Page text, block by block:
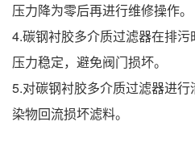
压力降为零后再进行维修操作。
4.碳钢衬胶多介质过滤器在排
压力稳定，避免阀门损坏。
5.对碳钢衬胶多介质过滤器进
染物回流损坏滤料。